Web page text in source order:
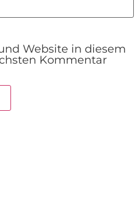
Website in diesem
Kommentar